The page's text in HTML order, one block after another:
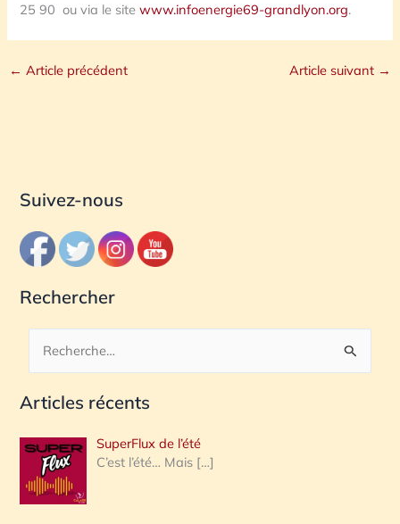
25 90 ou via le sitewww.infoenergie69-grandlyon.org.
← Article précédent Article suivant →
Suivez-nous
Rechercher
c
e
r
c
Articles récents
SuperFlux de l’été
C’est l’été… Mais […]